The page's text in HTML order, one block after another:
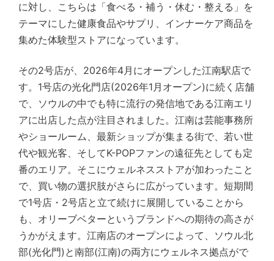
に対し、こちらは「食べる・補う・休む・整える」を
テーマにした健康食品やサプリ、インナーケア商品を
集めた体験型ストアになっています。
その2号店が、2026年4月にオープンした江南駅店で
す。1号店の光化門店(2026年1月オープン)に続く店舗
で、ソウルの中でも特に流行の発信地である江南エリ
アに出店した点が注目されました。江南は芸能事務所
やショールーム、最新ショップが集まる街で、若い世
代や観光客、そしてK-POPファンの遠征先としても定
番のエリア。そこにウェルネスストアが加わったこと
で、買い物の選択肢がさらに広がっています。短期間
で1号店・2号店と立て続けに展開していることから
も、オリーブベターというブランドへの期待の高さが
うかがえます。江南店のオープンによって、ソウル北
部(光化門)と南部(江南)の両方にウェルネス拠点がで